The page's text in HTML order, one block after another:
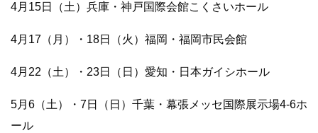
4月15日（土）兵庫・神戸国際会館こくさいホール
4月17（月）・18日（火）福岡・福岡市民会館
4月22（土）・23日（日）愛知・日本ガイシホール
5月6（土）・7日（日）千葉・幕張メッセ国際展示場4-6ホ
ール